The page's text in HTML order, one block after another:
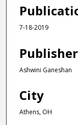
7-18-2019
Publisher
Ashwini Ganeshan
City
Athens, OH